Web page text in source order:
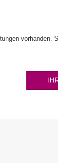
vorhanden.